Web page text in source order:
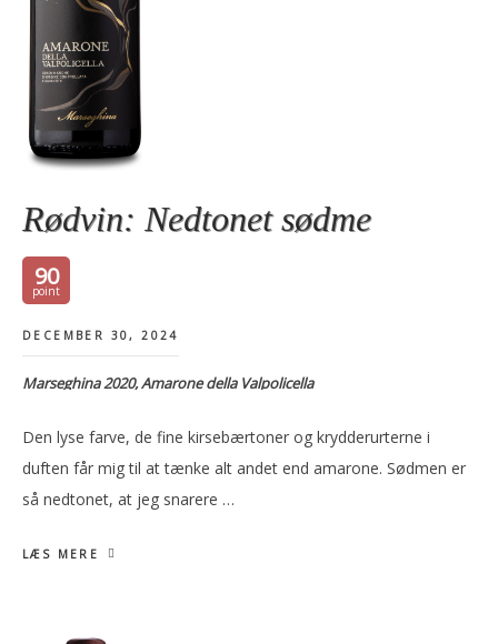
Rødvin: Nedtonet sødme
90
DECEMBER 30, 2024
Marseghina 2020, Amarone della Valpolicella
Den lyse farve, de fine kirsebærtoner og krydderurterne i
duften får mig til at tænke alt andet end amarone. Sødmen er
så nedtonet, at jeg snarere …
LÆS MERE